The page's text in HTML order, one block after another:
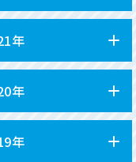
年
年
年